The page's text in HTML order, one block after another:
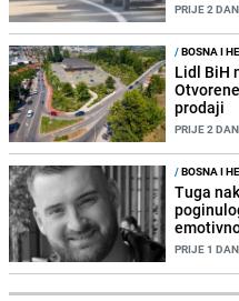
PRIJE 2
/BOSNA I
Lidl BiH
prodaji
PRIJE 2
/BOSNA I
Tuga
PRIJE 1 DAN